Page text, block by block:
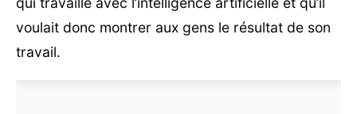
voulait donc montrer aux gens le résultat de son
travail.